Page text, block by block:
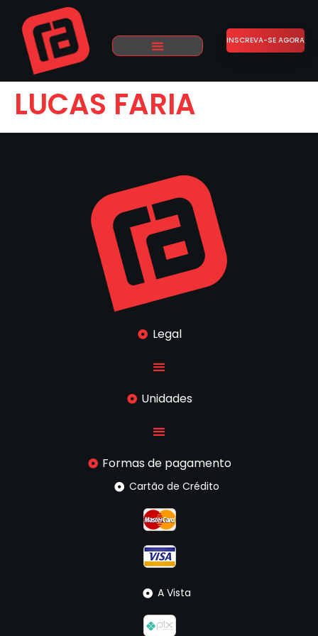
INSCREVA-SE AGORA
LUCAS FARIA
Legal
Unidades
Formas de pagamento
Cartão de Crédito
A Vista